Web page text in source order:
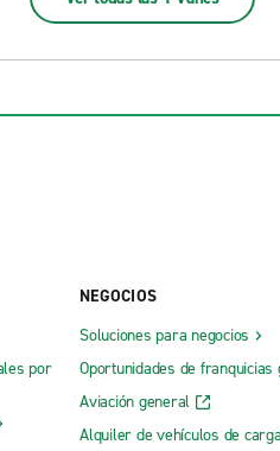
por
NEGOCIOS
Soluciones para negocios
Oportunidades de franquicias
Aviación general
Alquiler de vehículos de